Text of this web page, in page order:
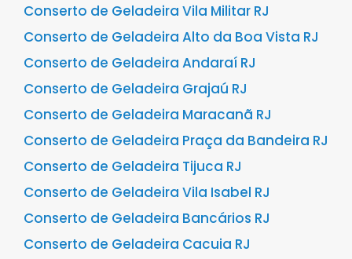
Conserto de Geladeira Vila Militar RJ
Conserto de Geladeira Alto da Boa Vista RJ
Conserto de Geladeira Andaraí RJ
Conserto de Geladeira Grajaú RJ
Conserto de Geladeira Maracanã RJ
Conserto de Geladeira Praça da Bandeira RJ
Conserto de Geladeira Tijuca RJ
Conserto de Geladeira Vila Isabel RJ
Conserto de Geladeira Bancários RJ
Conserto de Geladeira Cacuia RJ